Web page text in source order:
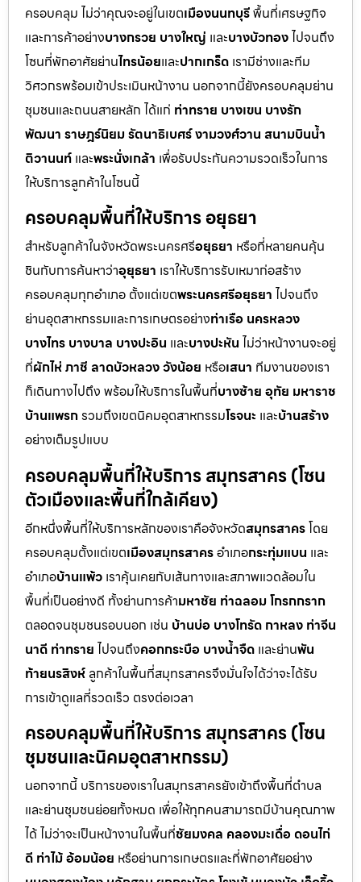
ครอบคลุม ไม่ว่าคุณจะอยู่ในเขตเมืองนนทบุรีพื้นที่เศรษฐกิจ
และการค้าอย่างบางกรวย บางใหญ่ และบางบัวทองไปจนถึง
โซนที่พักอาศัยย่านไทรน้อยและปากเกร็ด เรามีช่างและทีม
วิศวกรพร้อมเข้าประเมินหน้างาน นอกจากนี้ยังครอบคลุมย่าน
ชุมชนและถนนสายหลัก ได้แก่ ท่าทราย บางเขน บางรัก
พัฒนา ราษฎร์นิยม รัตนาธิเบศร์ งามวงศ์วาน สนามบินน้ำ
ติวานนท์ และพระนั่งเกล้า เพื่อรับประกันความรวดเร็วในการ
ให้บริการลูกค้าในโซนนี้
ครอบคลุมพื้นที่ให้บริการ อยุธยา
สำหรับลูกค้าในจังหวัดพระนครศรีอยุธยา หรือที่หลายคนคุ้น
ชินกับการค้นหาว่าอุยุธยา เราให้บริการรับเหมาก่อสร้าง
ครอบคลุมทุกอำเภอ ตั้งแต่เขตพระนครศรีอยุธยา ไปจนถึง
ย่านอุตสาหกรรมและการเกษตรอย่างท่าเรือ นครหลวง
บางไทร บางบาล บางปะอิน และบางปะหัน ไม่ว่าหน้างานจะอยู่
ที่ผักไห่ ภาชี ลาดบัวหลวง วังน้อย หรือเสนา ทีมงานของเรา
ก็เดินทางไปถึง พร้อมให้บริการในพื้นที่บางซ้าย อุทัย มหาราช
บ้านแพรกรวมถึงเขตนิคมอุตสาหกรรมโรจนะ และบ้านสร้าง
อย่างเต็มรูปแบบ
ครอบคลุมพื้นที่ให้บริการ สมุทรสาคร (โซน
ตัวเมืองและพื้นที่ใกล้เคียง)
อีกหนึ่งพื้นที่ให้บริการหลักของเราคือจังหวัดสมุทรสาครโดย
ครอบคลุมตั้งแต่เขตเมืองสมุทรสาครอำเภอกระทุ่มแบน และ
อำเภอบ้านแพ้ว เราคุ้นเคยกับเส้นทางและสภาพแวดล้อมใน
พื้นที่เป็นอย่างดี ทั้งย่านการค้ามหาชัย ท่าฉลอม โกรกกราก
ตลอดจนชุมชนรอบนอก เช่น บ้านบ่อ บางโทรัด กาหลง ท่าจีน
นาดี ท่าทราย ไปจนถึงคอกกระบือ บางน้ำจืด และย่านพัน
ท้ายนรสิงห์ ลูกค้าในพื้นที่สมุทรสาครจึงมั่นใจได้ว่าจะได้รับ
การเข้าดูแลที่รวดเร็ว ตรงต่อเวลา
ครอบคลุมพื้นที่ให้บริการ สมุทรสาคร (โซน
ชุมชนและนิคมอุตสาหกรรม)
นอกจากนี้ บริการของเราในสมุทรสาครยังเข้าถึงพื้นที่ตำบล
และย่านชุมชนย่อยทั้งหมด เพื่อให้ทุกคนสามารถมีบ้านคุณภาพ
ได้ ไม่ว่าจะเป็นหน้างานในพื้นที่ชัยมงคล คลองมะเดื่อ ดอนไก่
ดี ท่าไม้ อ้อมน้อย หรือย่านการเกษตรและที่พักอาศัยอย่าง